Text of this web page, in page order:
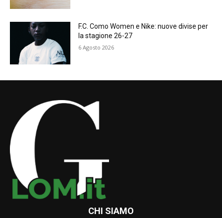
F.C. Como Women e Nike: nuove divise per
la stagione 26-27
6 Agosto 2026
CHI SIAMO